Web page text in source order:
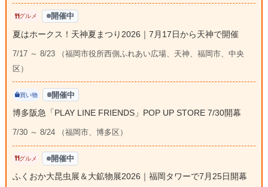
グルメ 開催中
夏はホークス！天神夏まつり2026｜7月17日から天神で開催
7/17 ～ 8/23 （福岡市役所西側ふれあい広場、天神、福岡市、中央
区）
買い物 開催中
博多阪急「PLAY LINE FRIENDS」POP UP STORE 7/30開幕
7/30 ～ 8/24 （福岡市、博多区）
グルメ 開催中
ふくおか大昆虫展＆大鉱物展2026｜福岡タワーで7月25日開幕